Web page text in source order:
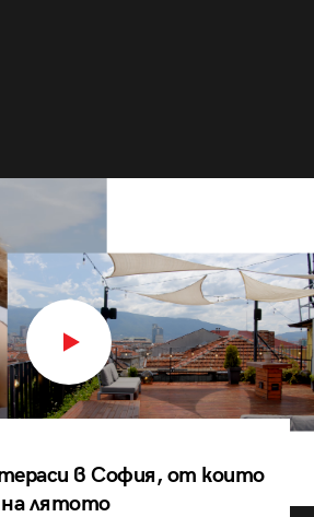
в София, от които
на лятото